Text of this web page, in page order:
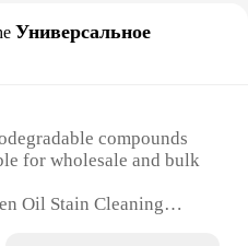
Универсальное
compounds
for wholesale and bulk
Oil Stain Cleaning